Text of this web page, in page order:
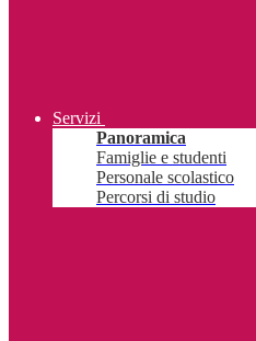
Servizi
Panoramica
Famiglie e studenti
Personale scolastico
Percorsi di studio